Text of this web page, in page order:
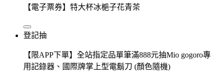
【電子票券】特大杯冰梔子花青茶
登記抽
【限APP下單】全站指定品單筆滿888元抽Mio gogoro專
用記錄器、國際牌掌上型電鬍刀 (顏色隨機)